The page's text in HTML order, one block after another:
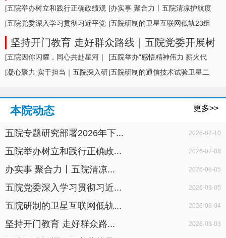
形势及举措
[五院举办树立和践行正确政绩观
学习教育专题... ]
[办实事 聚合力丨五院清凉护航度
盛夏，暖心... ]
[五院党委深入学习贯彻习近平党
建思想，专题... ]
[五院研制的卫星互联网低轨23组
卫星成功发... ]
坚持开门教育 走好群众路线｜五院党委开展树
立和践行正确政绩观学习教育面对面座谈
[五院因你闪耀，同心共赴星河｜
五院举办20... ]
[五院举办“感悟精神伟力 薪火代
代相传”暨... ]
[凝心聚力 实干担当｜五院深入研[五院研制的通信技术试验卫星二
本院动态 更多>>
五院专题研究部署2026年下... 2026-07-10
五院举办树立和践行正确政... 2026-07-08
办实事 聚合力丨五院清凉... 2026-08-05
五院党委深入学习贯彻习近... 2026-08-05
五院研制的卫星互联网低轨... 2026-08-04
坚持开门教育 走好群众路... 2026-08-03